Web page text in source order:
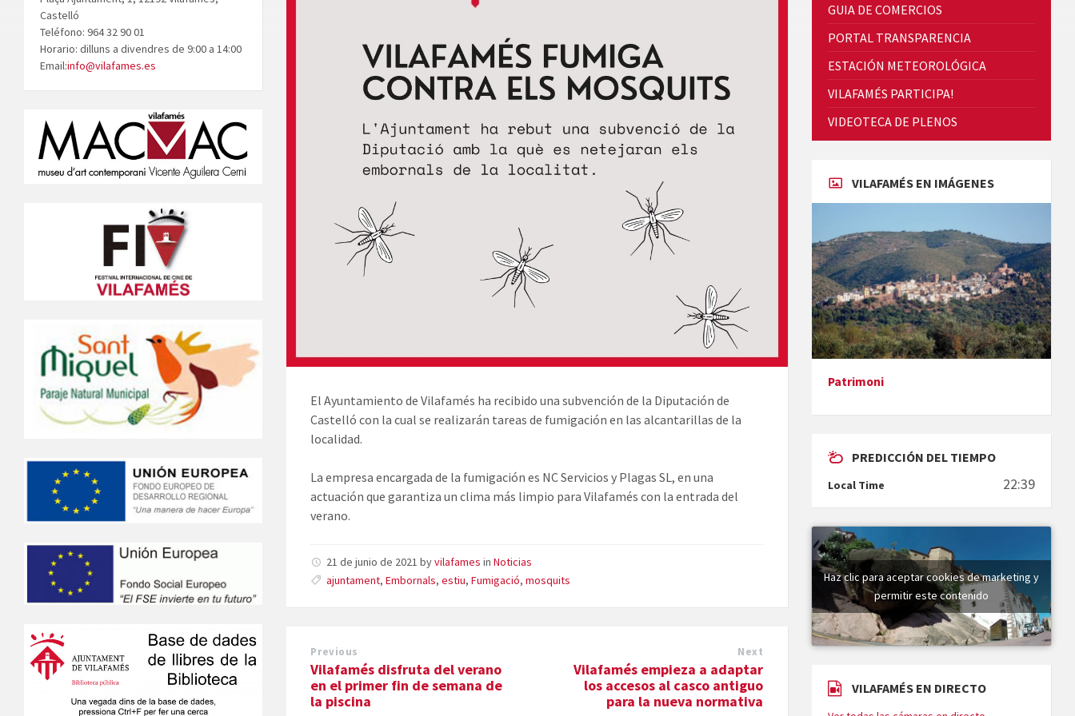
El Ayuntamiento de Vilafamés ha recibido una subvención de la Diputación de
Castelló con la cual se realizarán tareas de fumigación en las alcantarillas de la
localidad.
La empresa encargada de la fumigación es NC Servicios y Plagas SL, en una
actuación que garantiza un clima más limpio para Vilafamés con la entrada del
verano.
21 de junio de 2021byvilafames inNoticias
ajuntament,Embornals,estiu,Fumigació,mosquits
Previous
Vilafamés disfruta del verano
en el primer fin de semana de
la piscina
Next
Vilafamés empieza a adaptar
los accesos al casco antiguo
para la nueva normativa
Castelló
Teléfono: 964 32 90 01
Horario: dilluns a divendres de 9:00 a 14:00
Email:info@vilafames.es
Cicle de Cine i Dones rurals
Concerts al Museu
mare&quot;, d'Emma Zafon
En Bum
GUIA DE COMERCIOS
PORTAL TRANSPARENCIA
ESTACIÓN METEOROLÓGICA
VILAFAMÉS PARTICIPA!
VIDEOTECA DE PLENOS
VILAFAMÉS EN IMÁGENES
Patrimoni
PREDICCIÓN DEL TIEMPO
Local Time 22:39
Haz clic para aceptar cookies de marketing y
permitir este contenido
VILAFAMÉS EN DIRECTO